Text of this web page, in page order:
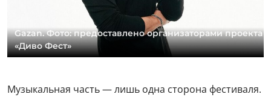
Gazan. Фото: предоставлено организаторами проекта
«Диво Фест»
Музыкальная часть — лишь одна сторона фестиваля.